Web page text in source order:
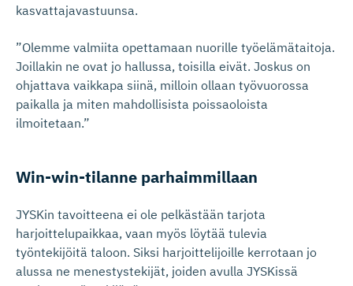
kasvattajavastuunsa.
”Olemme valmiita opettamaan nuorille työelämätaitoja.
Joillakin ne ovat jo hallussa, toisilla eivät. Joskus on
ohjattava vaikkapa siinä, milloin ollaan työvuorossa
paikalla ja miten mahdollisista poissaoloista
ilmoitetaan.”
Win-win-tilanne parhaimmillaan
JYSKin tavoitteena ei ole pelkästään tarjota
harjoittelupaikkaa, vaan myös löytää tulevia
työntekijöitä taloon. Siksi harjoittelijoille kerrotaan jo
alussa ne menestystekijät, joiden avulla JYSKissä